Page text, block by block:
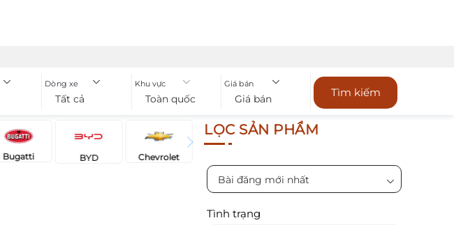
Dòng xe
Tất cả
Khu vực
Toàn quốc
Giá bán
Giá bán Tìm kiếm
Bugatti BYD Chevrolet
LỌC SẢN PHẨM
Bài đăng mới nhất
Tình trạng